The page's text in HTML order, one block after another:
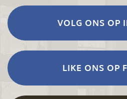
VOLG ONS OP
LIKE ONS OP